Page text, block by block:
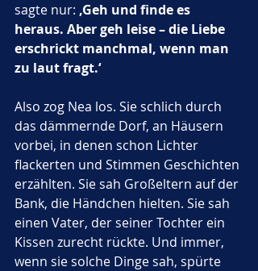
sagte nur: ‚Geh und finde es
heraus. Aber geh leise – die Liebe
erschrickt manchmal, wenn man
zu laut fragt.‘
Also zog Nea los. Sie schlich durch
das dämmernde Dorf, an Häusern
vorbei, in denen schon Lichter
flackerten und Stimmen Geschichten
erzählten. Sie sah Großeltern auf der
Bank, die Händchen hielten. Sie sah
einen Vater, der seiner Tochter ein
Kissen zurecht rückte. Und immer,
wenn sie solche Dinge sah, spürte